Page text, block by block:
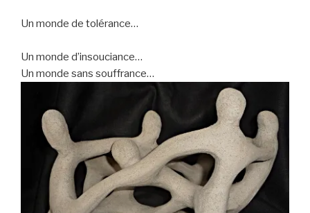
Un monde de tolérance…
Un monde d’insouciance…
Un monde sans souffrance…